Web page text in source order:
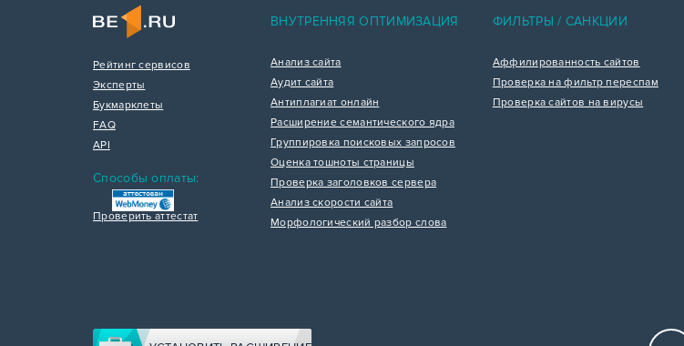
Рейтинг сервисов
Эксперты
Букмарклеты
FAQ
API
Способы оплаты:
Проверить аттестат
ВНУТРЕННЯЯ ОПТИМИЗАЦИЯ
Анализ сайта
Аудит сайта
Антиплагиат онлайн
Расширение семантического ядра
Группировка поисковых запросов
Оценка тошноты страницы
Проверка заголовков сервера
Анализ скорости сайта
Морфологический разбор слова
ФИЛЬТРЫ / САНКЦИИ
Аффилированность сайтов
Проверка на фильтр переспам
Проверка сайтов на вирусы